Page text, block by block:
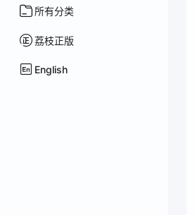
所有分类
荔枝正版
English